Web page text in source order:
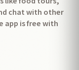
chat with other
app is free with